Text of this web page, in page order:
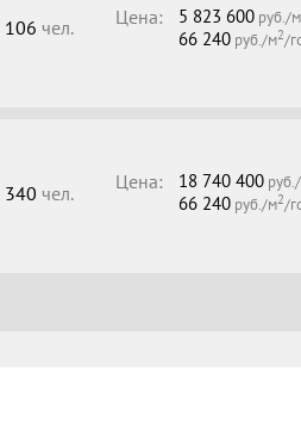
106 чел. Цена: 5 823 600 руб./
66 240 руб./м2/
340 чел. Цена: 18 740 400
66 240 руб./м2/